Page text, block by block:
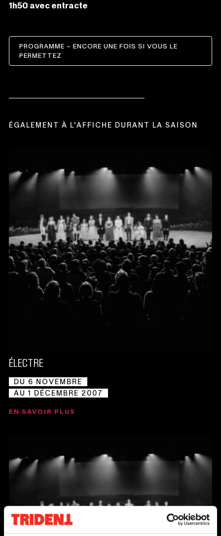
Ce
1h50 avec entracte
PROGRAMME – ENCORE UNE FOIS SI VOUS LE
PERMETTEZ
CE
LIEN
ÉGALEMENT À L'AFFICHE DURANT LA SAISON
ÉLECTRE
DU 6 NOVEMBRE
AU 1 DÉCEMBRE 2007
EN SAVOIR PLUS